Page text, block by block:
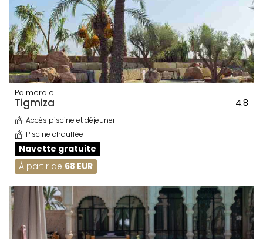
Palmeraie
Tigmiza 4.8
Accès piscine et déjeuner
Piscine chauffée
Navette gratuite
À partir de 68 EUR